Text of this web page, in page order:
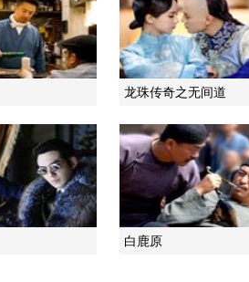
龙珠传奇之无间道
白鹿原